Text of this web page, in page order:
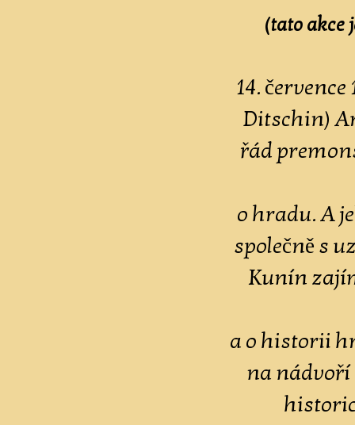
(tato akce
14.
Ditschin)
řád
o hradu. A
společně s
Kunín
a o historii
na